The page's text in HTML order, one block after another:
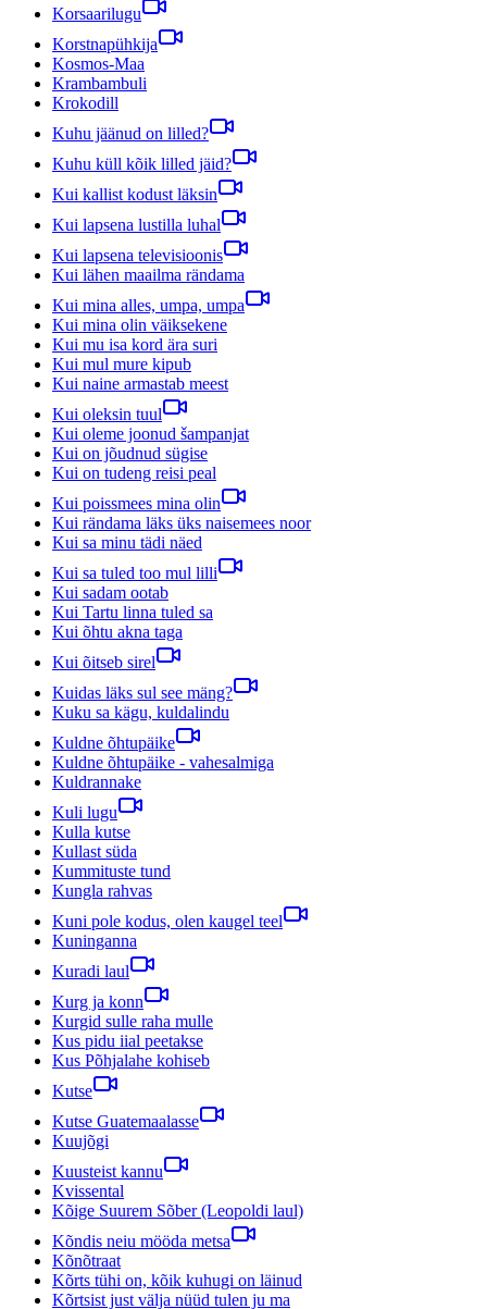
Korsaarilugu
Korstnapühkija
Kosmos-Maa
Krambambuli
Krokodill
Kuhu jäänud on lilled?
Kuhu küll kõik lilled jäid?
Kui kallist kodust läksin
Kui lapsena lustilla luhal
Kui lapsena televisioonis
Kui lähen maailma rändama
Kui mina alles, umpa, umpa
Kui mina olin väiksekene
Kui mu isa kord ära suri
Kui mul mure kipub
Kui naine armastab meest
Kui oleksin tuul
Kui oleme joonud šampanjat
Kui on jõudnud sügise
Kui on tudeng reisi peal
Kui poissmees mina olin
Kui rändama läks üks naisemees noor
Kui sa minu tädi näed
Kui sa tuled too mul lilli
Kui sadam ootab
Kui Tartu linna tuled sa
Kui õhtu akna taga
Kui õitseb sirel
Kuidas läks sul see mäng?
Kuku sa kägu, kuldalindu
Kuldne õhtupäike
Kuldne õhtupäike - vahesalmiga
Kuldrannake
Kuli lugu
Kulla kutse
Kullast süda
Kummituste tund
Kungla rahvas
Kuni pole kodus, olen kaugel teel
Kuninganna
Kuradi laul
Kurg ja konn
Kurgid sulle raha mulle
Kus pidu iial peetakse
Kus Põhjalahe kohiseb
Kutse
Kutse Guatemaalasse
Kuujõgi
Kuusteist kannu
Kvissental
Kõige Suurem Sõber (Leopoldi laul)
Kõndis neiu mööda metsa
Kõnõtraat
Kõrts tühi on, kõik kuhugi on läinud
Kõrtsist just välja nüüd tulen ju ma